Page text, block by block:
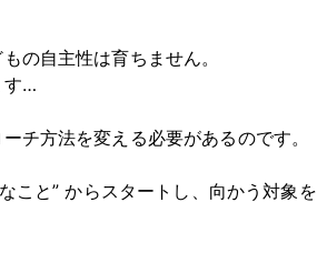
の自主性は育ちません。
す…
チ方法を変える必要があるのです。
こと” からスタートし、向かう対象を